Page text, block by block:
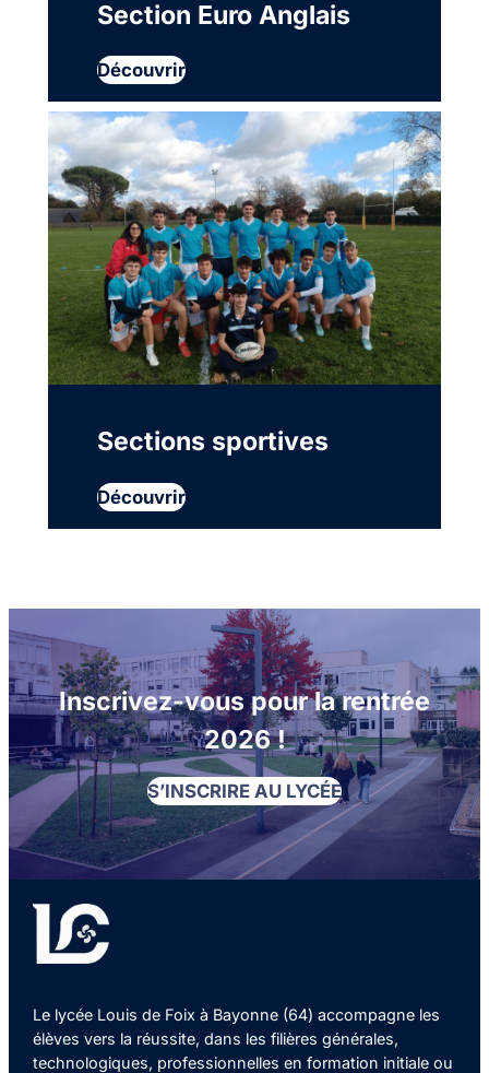
Section Euro Anglais
Découvrir
Sections sportives
Découvrir
Inscrivez-vous pour la rentrée
2026 !
S’INSCRIRE AU LYCÉE
Le lycée Louis de Foix à Bayonne (64) accompagne les
élèves vers la réussite, dans les filières générales,
technologiques, professionnelles en formation initiale ou